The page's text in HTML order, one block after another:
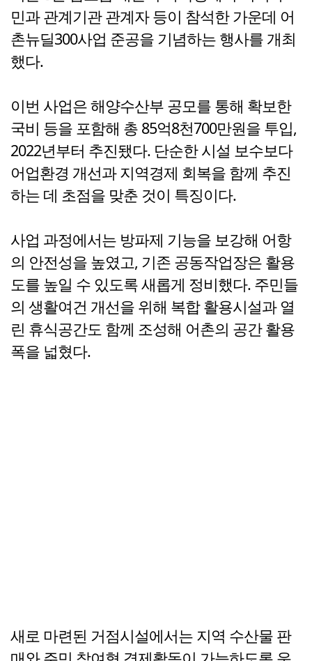
민과 관계기관 관계자 등이 참석한 가운데 어
촌뉴딜300사업 준공을 기념하는 행사를 개최
했다.
이번 사업은 해양수산부 공모를 통해 확보한
국비 등을 포함해 총 85억8천700만원을 투입,
2022년부터 추진됐다. 단순한 시설 보수보다
어업환경 개선과 지역경제 회복을 함께 추진
하는 데 초점을 맞춘 것이 특징이다.
사업 과정에서는 방파제 기능을 보강해 어항
의 안전성을 높였고, 기존 공동작업장은 활용
도를 높일 수 있도록 새롭게 정비했다. 주민들
의 생활여건 개선을 위해 복합 활용시설과 열
린 휴식공간도 함께 조성해 어촌의 공간 활용
폭을 넓혔다.
새로 마련된 거점시설에서는 지역 수산물 판